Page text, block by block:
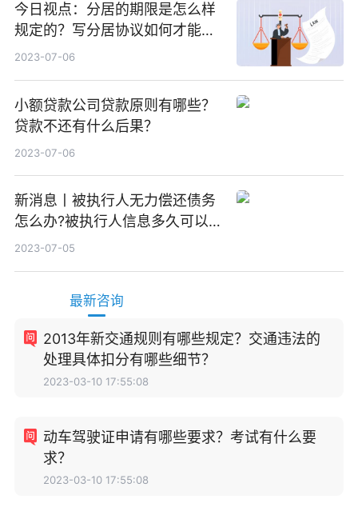
今日视点：分居的期限是怎么样
规定的？写分居协议如何才能有
效？
2023-07-06
小额贷款公司贷款原则有哪些？
贷款不还有什么后果？
2023-07-06
新消息丨被执行人无力偿还债务
怎么办?被执行人信息多久可以
消除?
2023-07-05
最新咨询
2013年新交通规则有哪些规定？交通违法的
处理具体扣分有哪些细节？
2023-03-10 17:55:08
动车驾驶证申请有哪些要求？考试有什么要
求？
2023-03-10 17:55:08